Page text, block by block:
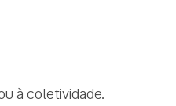
à coletividade.